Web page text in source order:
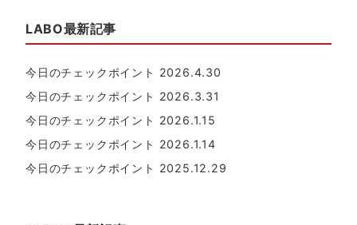
LABO最新記事
今日のチェックポイント 2026.4.30
今日のチェックポイント 2026.3.31
今日のチェックポイント 2026.1.15
今日のチェックポイント 2026.1.14
今日のチェックポイント 2025.12.29